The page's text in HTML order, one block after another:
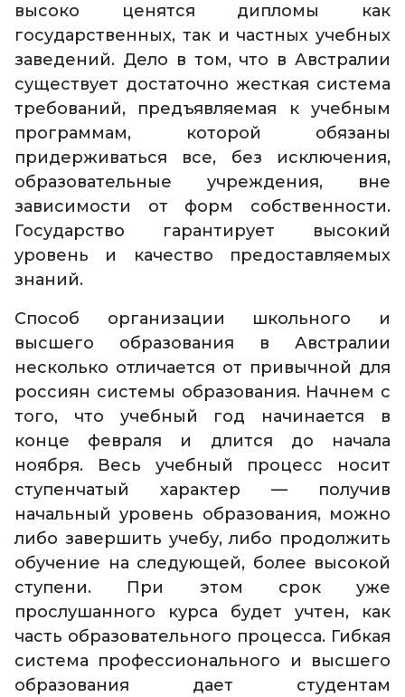
высоко ценятся дипломы как
государственных, так и частных учебных
заведений. Дело в том, что в Австралии
существует достаточно жесткая система
требований, предъявляемая к учебным
программам, которой обязаны
придерживаться все, без исключения,
образовательные учреждения, вне
зависимости от форм собственности.
Государство гарантирует высокий
уровень и качество предоставляемых
знаний.
Способ организации школьного и
высшего образования в Австралии
несколько отличается от привычной для
россиян системы образования. Начнем с
того, что учебный год начинается в
конце февраля и длится до начала
ноября. Весь учебный процесс носит
ступенчатый характер — получив
начальный уровень образования, можно
либо завершить учебу, либо продолжить
обучение на следующей, более высокой
ступени. При этом срок уже
прослушанного курса будет учтен, как
часть образовательного процесса. Гибкая
система профессионального и высшего
образования дает студентам